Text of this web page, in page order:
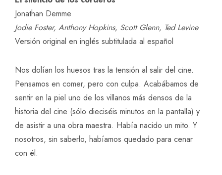
Jonathan Demme
Jodie Foster, Anthony Hopkins, Scott Glenn, Ted Levine
Versión original en inglés subtitulada al español
Nos dolían los huesos tras la tensión al salir del cine.
Pensamos en comer, pero con culpa. Acabábamos de
sentir en la piel uno de los villanos más densos de la
historia del cine (sólo dieciséis minutos en la pantalla) y
de asistir a una obra maestra. Había nacido un mito. Y
nosotros, sin saberlo, habíamos quedado para cenar
con él.